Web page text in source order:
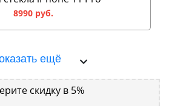
8990 руб.
ещё
скидку в 5%